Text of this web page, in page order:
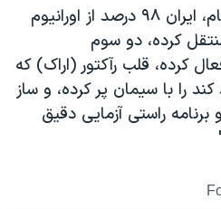
علاوه بر این، بر اساس برجام، ایران ۹۸ درصد از اورانیوم
کرده، دو سوم
کرده، قلب رآکتور (اراک) که
را با سیمان پر کرده، و ساز
راستی آزمایی دقیق